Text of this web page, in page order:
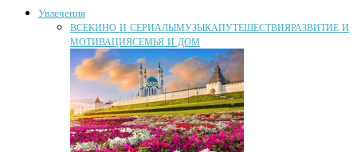
Увлечения
ВСЕКИНО И СЕРИАЛЫМУЗЫКАПУТЕШЕСТВИЯРАЗВИТИЕ И
МОТИВАЦИЯСЕМЬЯ И ДОМ